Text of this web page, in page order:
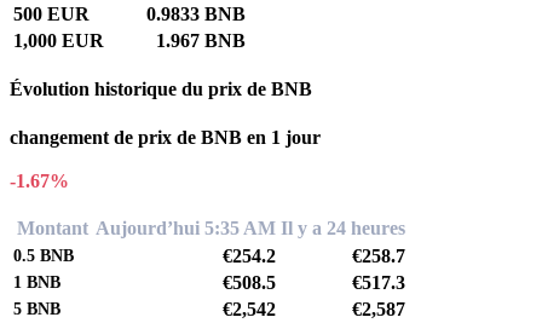
500 EUR
0.9833 BNB
1,000 EUR
1.967 BNB
Évolution historique du prix de BNB
changement de prix de BNB en 1 jour
-1.67%
Montant Aujourd’hui 5:35 AM Il y a 24 heures
0.5 BNB €254.2 €258.7
1 BNB €508.5 €517.3
5 BNB €2,542 €2,587